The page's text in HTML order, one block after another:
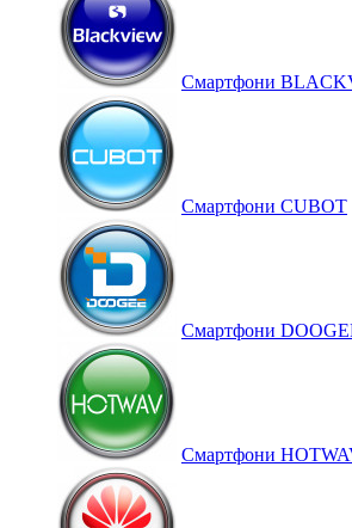
Смартфони
Смартфони CUBOT
Смартфони
Смартфони